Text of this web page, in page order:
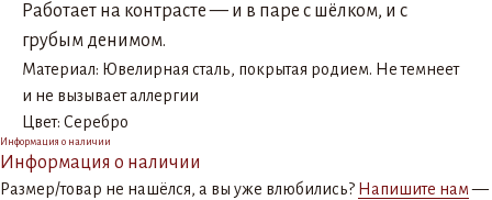
Работает на контрасте — и в паре с шёлком, и с
грубым денимом.
Материал: Ювелирная сталь, покрытая родием. Не темнеет
и не вызывает аллергии
Цвет: Серебро
Информация о наличии
Информация о наличии
Размер/товар не нашёлся, а вы уже влюбились? Напишите нам—